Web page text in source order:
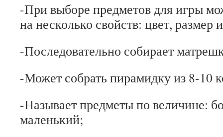
-При выборе предметов для игры
на несколько свойств: цвет, размер
-Последовательно собирает
-Может собрать пирамидку из 8-10
-Называет предметы по величине:
маленький;